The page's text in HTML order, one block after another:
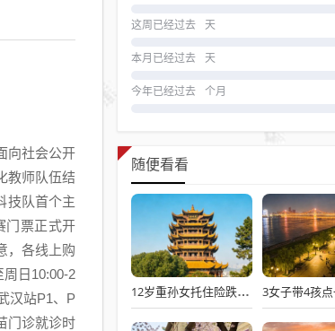
向社会公开
教师队伍结
技队首个主
门票正式开
，各线上购
日10:00-2
汉站P1、P
门诊就诊时
这周已经过去 天
本月已经过去 天
今年已经过去 个月
随便看看
12岁重孙女托住险跌倒的92岁太爷爷